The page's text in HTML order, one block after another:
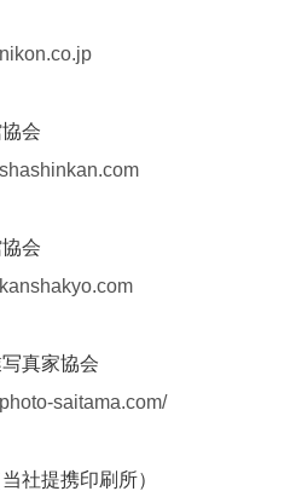
会
会
真家協会
saitama.com/
社提携印刷所）